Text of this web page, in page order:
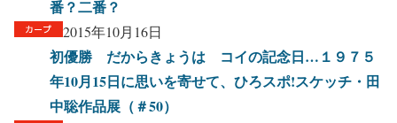
番？二番？
2015年10月16日
初優勝 だからきょうは コイの記念日…１９７５
年10月15日に思いを寄せて、ひろスポ!スケッチ・田
中聡作品展（＃50）